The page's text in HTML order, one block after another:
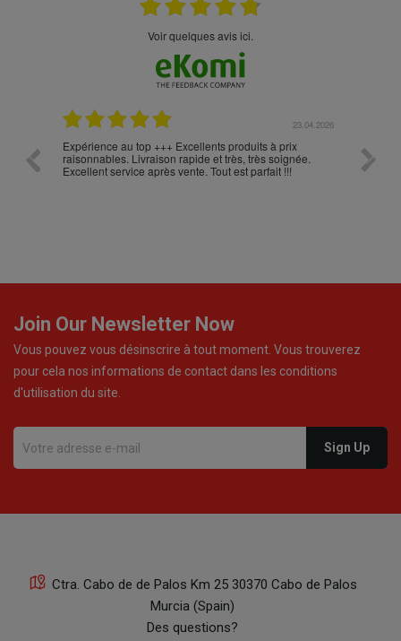
Voir quelques avis ici.
23.04.2026
Expérience au top +++ Excellents produits à prix
raisonnables. Livraison rapide et très, très soignée.
Excellent service après vente. Tout est parfait !!!
Join Our Newsletter Now
Vous pouvez vous désinscrire à tout moment. Vous trouverez
pour cela nos informations de contact dans les conditions
d'utilisation du site.
Ctra. Cabo de de Palos Km 25 30370 Cabo de Palos
Murcia (Spain)
Des questions?